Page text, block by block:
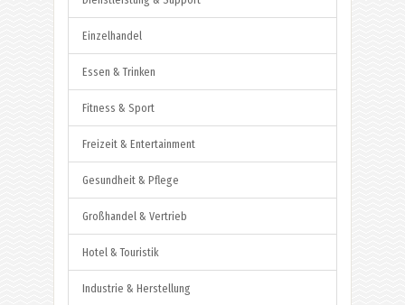
Einzelhandel
Essen & Trinken
Fitness & Sport
Freizeit & Entertainment
Gesundheit & Pflege
Großhandel & Vertrieb
Hotel & Touristik
Industrie & Herstellung